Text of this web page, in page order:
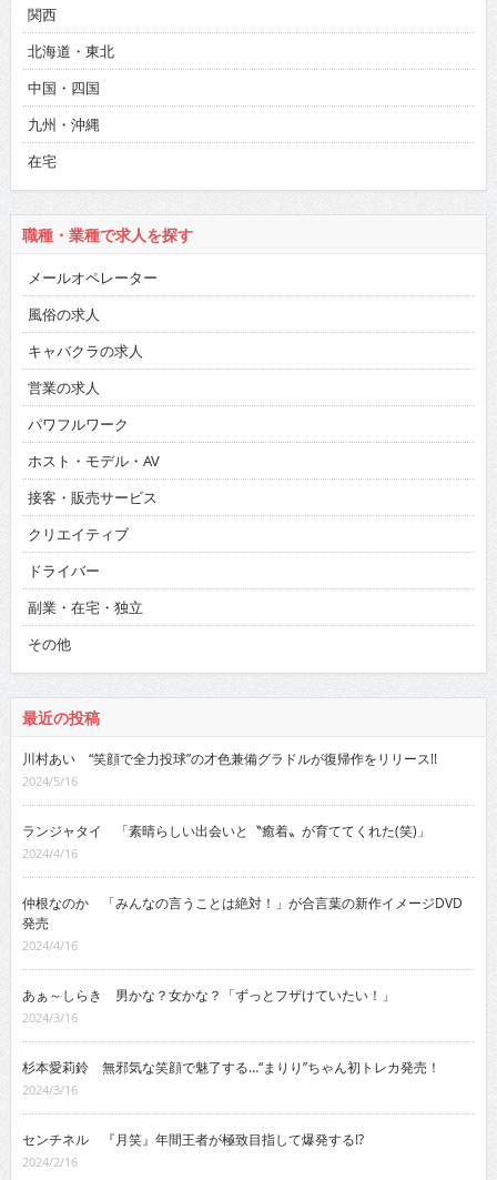
関西
北海道・東北
中国・四国
九州・沖縄
在宅
職種・業種で求人を探す
メールオペレーター
風俗の求人
キャバクラの求人
営業の求人
パワフルワーク
ホスト・モデル・AV
接客・販売サービス
クリエイティブ
ドライバー
副業・在宅・独立
その他
最近の投稿
川村あい “笑顔で全力投球”の才色兼備グラドルが復帰作をリリース!!
2024/5/16
ランジャタイ 「素晴らしい出会いと〝癒着〟が育ててくれた(笑)」
2024/4/16
仲根なのか 「みんなの言うことは絶対！」が合言葉の新作イメージDVD
発売
2024/4/16
あぁ～しらき 男かな？女かな？「ずっとフザけていたい！」
2024/3/16
杉本愛莉鈴 無邪気な笑顔で魅了する…“まりり”ちゃん初トレカ発売！
2024/3/16
センチネル 『月笑』年間王者が極致目指して爆発する!?
2024/2/16